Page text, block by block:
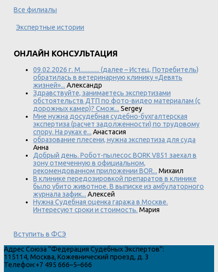
Все филиалы
Экспертные истории
ОНЛАЙН КОНСУЛЬТАЦИЯ
09.02.2026 г. М............. (далее – Истец, Потребитель)
обратилась в ветеринарную клинику «Девять
жизней»... Александр
Здравствуйте, занимаетесь экспертизами
обстоятельств ДТП по фото-видео материалам (с
дорожных камер)? Смож... Sergey
Мне нужна досудебная судебно-бухгалтерская
экспертиза (расчет задолженности) по трудовому
спору. На руках е... Анастасия
образование плесени, нужна экспертиза для суда
Анна
Добрый день. Робот-пылесос BORK V851 заехал в
зону отмеченную в официальном,
рекомендованном приложении BOR... Михаил
В клинике передозировкой препаратов в клинике
было убито животное. В выписке из амбулаторного
журнала зафик... Алексей
Нужна Судебная оценка гаража в Москве.
Интересуют сроки и стоимость. Мария
Вступить в ФСЭ
Адрес Союза "Федерация Судебных Экспертов":
115114, Москва, Кожевнический проезд, д. 3
Телефон:+7 495 666–5–666